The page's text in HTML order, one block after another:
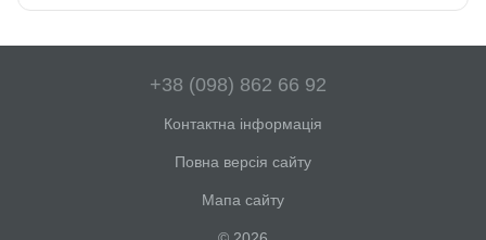
+38 (098) 862 66 92
Контактна інформація
Повна версія сайту
Мапа сайту